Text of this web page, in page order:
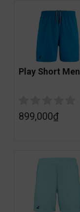
Play Short Men
899,000₫